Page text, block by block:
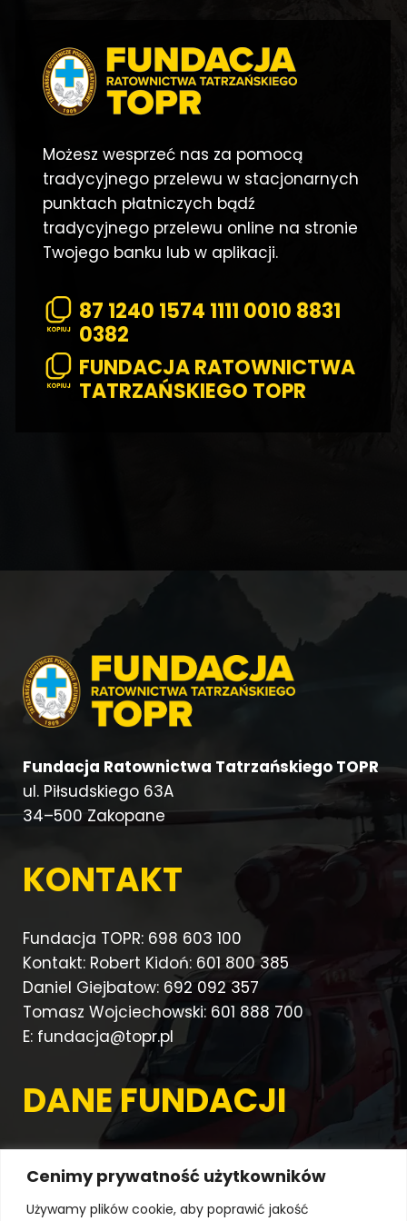
Cenimy prywatność użytkowników
Używamy plików cookie, aby poprawić jakość
Możesz wesprzeć nas za pomocą
tradycyjnego przelewu w stacjonarnych
punktach płatniczych bądź
tradycyjnego przelewu online na stronie
Twojego banku lub w aplikacji.
87 1240 1574 1111 0010 8831
0382
FUNDACJA RATOWNICTWA
TATRZAŃSKIEGO TOPR
Fundacja Ratownictwa Tatrzańskiego TOPR
ul. Piłsudskiego 63A
34–500 Zakopane
KONTAKT
Fundacja TOPR: 698 603 100
Kontakt: Robert Kidoń: 601 800 385
Daniel Giejbatow: 692 092 357
Tomasz Wojciechowski: 601 888 700
E: fundacja@topr.pl
DANE FUNDACJI
REGON: 00 44 19 010
KRS: 0000030706